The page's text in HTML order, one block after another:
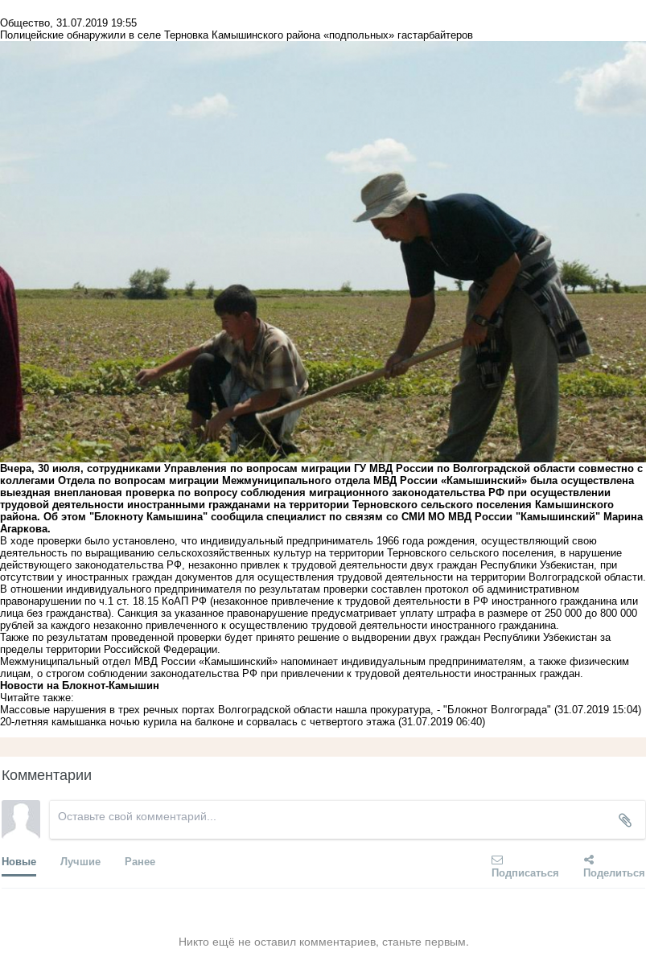
Общество, 31.07.2019 19:55
Полицейские обнаружили в селе Терновка Камышинского района «подпольных» гастарбайтеров
Вчера, 30 июля, сотрудниками Управления по вопросам миграции ГУ МВД России по Волгоградской области совместно с
коллегами Отдела по вопросам миграции Межмуниципального отдела МВД России «Камышинский» была осуществлена
выездная внеплановая проверка по вопросу соблюдения миграционного законодательства РФ при осуществлении
трудовой деятельности иностранными гражданами на территории Терновского сельского поселения Камышинского
района. Об этом "Блокноту Камышина" сообщила специалист по связям со СМИ МО МВД России "Камышинский" Марина
Агаркова.
В ходе проверки было установлено, что индивидуальный предприниматель 1966 года рождения, осуществляющий свою
деятельность по выращиванию сельскохозяйственных культур на территории Терновского сельского поселения, в нарушение
действующего законодательства РФ, незаконно привлек к трудовой деятельности двух граждан Республики Узбекистан, при
отсутствии у иностранных граждан документов для осуществления трудовой деятельности на территории Волгоградской области.
В отношении индивидуального предпринимателя по результатам проверки составлен протокол об административном
правонарушении по ч.1 ст. 18.15 КоАП РФ (незаконное привлечение к трудовой деятельности в РФ иностранного гражданина или
лица без гражданства). Санкция за указанное правонарушение предусматривает уплату штрафа в размере от 250 000 до 800 000
рублей за каждого незаконно привлеченного к осуществлению трудовой деятельности иностранного гражданина.
Также по результатам проведенной проверки будет принято решение о выдворении двух граждан Республики Узбекистан за
пределы территории Российской Федерации.
Межмуниципальный отдел МВД России «Камышинский» напоминает индивидуальным предпринимателям, а также физическим
лицам, о строгом соблюдении законодательства РФ при привлечении к трудовой деятельности иностранных граждан.
Новости на Блoкнoт-Камышин
Читайте также:
Массовые нарушения в трех речных портах Волгоградской области нашла прокуратура, - "Блокнот Волгограда" (31.07.2019 15:04)
20-летняя камышанка ночью курила на балконе и сорвалась с четвертого этажа (31.07.2019 06:40)
Комментарии
Новые Лучшие Ранее
Подписаться Поделиться
Никто ещё не оставил комментариев, станьте первым.